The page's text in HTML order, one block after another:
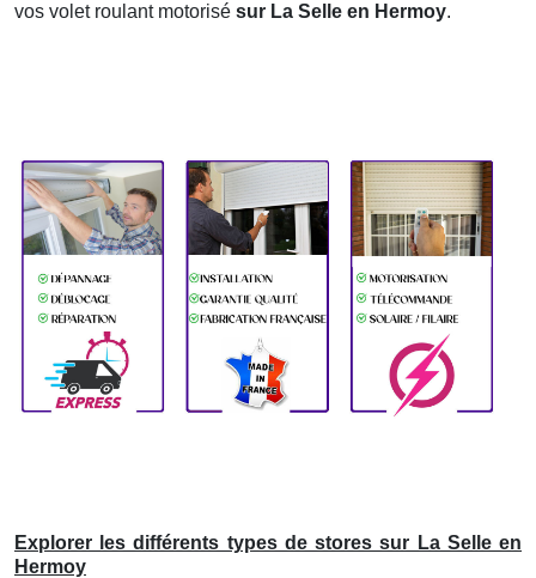
vos volet roulant motorisé sur La Selle en Hermoy.
Explorer les différents types de stores sur La Selle en
Hermoy